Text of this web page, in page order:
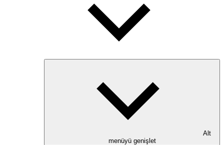
Alt
menüyü genişlet